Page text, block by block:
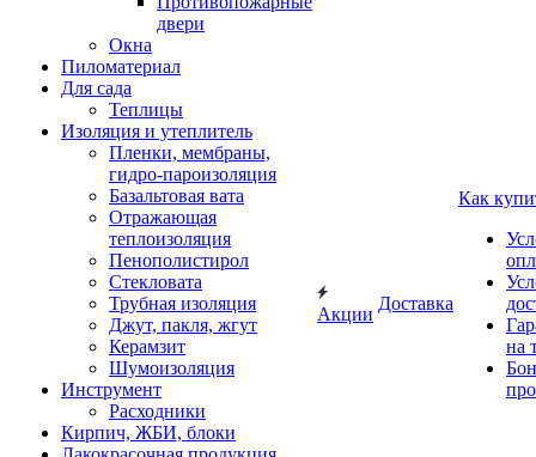
двери
Окна
Пиломатериал
Для сада
Теплицы
Изоляция и утеплитель
Пленки, мембраны,
гидро-пароизоляция
Базальтовая вата
Отражающая
теплоизоляция
Пенополистирол
Стекловата
Трубная изоляция
Джут, пакля, жгут
Керамзит
Шумоизоляция
Инструмент
Расходники
Кирпич, ЖБИ, блоки
Акции
Доставка
Как
на